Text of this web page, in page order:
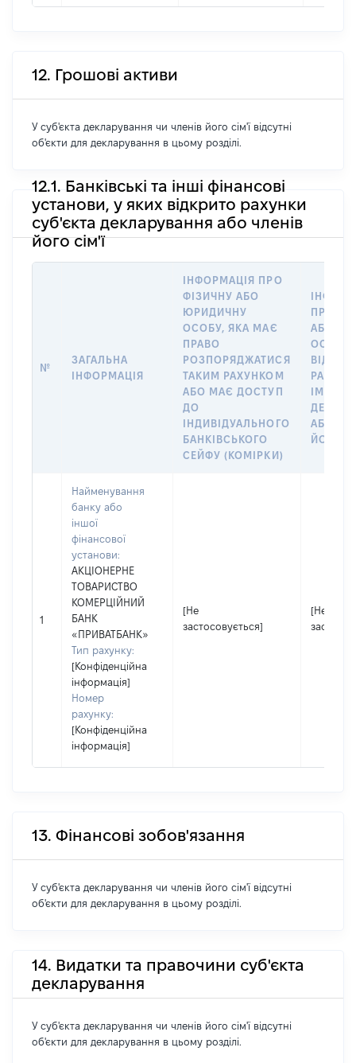
12. Грошові активи
У суб'єкта декларування чи членів його сім'ї відсутні
об'єкти для декларування в цьому розділі.
12.1. Банківські та інші фінансові
установи, у яких відкрито рахунки
суб'єкта декларування або членів
його сім'ї
№
ЗАГАЛЬНА
ІНФОРМАЦІЯ
ІНФОРМАЦІЯ ПРО
ФІЗИЧНУ АБО
ЮРИДИЧНУ
ОСОБУ, ЯКА МАЄ
ПРАВО
РОЗПОРЯДЖАТИСЯ
ТАКИМ РАХУНКОМ
АБО МАЄ ДОСТУП
ДО
ІНДИВІДУАЛЬНОГО
БАНКІВСЬКОГО
СЕЙФУ (КОМІРКИ)
ПРО
АБО
ОСОБУ,
ІМ’Я
АБО
ЙОГО
1
Найменування
банку або
іншої
фінансової
установи:
АКЦІОНЕРНЕ
ТОВАРИСТВО
КОМЕРЦІЙНИЙ
БАНК
«ПРИВАТБАНК»
Тип рахунку:
[Конфіденційна
інформація]
Номер
рахунку:
[Конфіденційна
інформація]
[Не
застосовується]
[Не
13. Фінансові зобов'язання
У суб'єкта декларування чи членів його сім'ї відсутні
об'єкти для декларування в цьому розділі.
14. Видатки та правочини суб'єкта
декларування
У суб'єкта декларування чи членів його сім'ї відсутні
об'єкти для декларування в цьому розділі.